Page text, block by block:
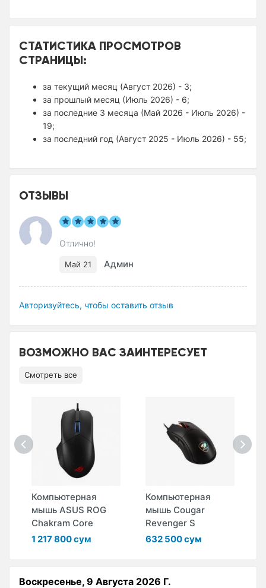
СТАТИСТИКА ПРОСМОТРОВ
СТРАНИЦЫ:
за текущий месяц (Август 2026) - 3;
за прошлый месяц (Июль 2026) - 6;
за последние 3 месяца (Май 2026 - Июль 2026) -
19;
за последний год (Август 2025 - Июль 2026) - 55;
ОТЗЫВЫ
Отлично!
Май 21 Админ
Авторизуйтесь, чтобы оставить отзыв
ВОЗМОЖНО ВАС ЗАИНТЕРЕСУЕТ
Смотреть все
Компьютерная
мышь ASUS ROG
Chakram Core
1 217 800 сум
Компьютерная
мышь Cougar
Revenger S
632 500 сум
Воскресенье, 9 Августа 2026 Г.